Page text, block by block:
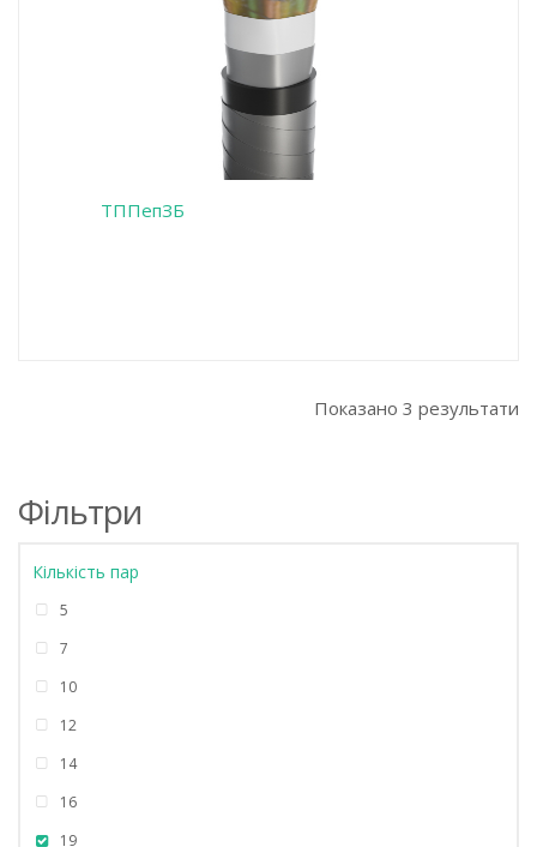
ТППепЗБ
Показано 3 результати
Фільтри
Кількість пар
5
7
10
12
14
16
19